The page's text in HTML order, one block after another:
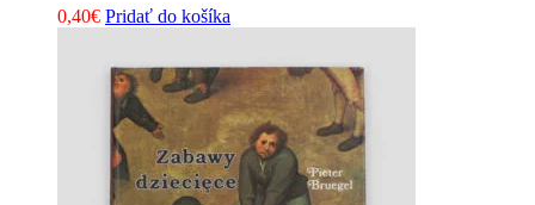
0,40€ Pridať do košíka